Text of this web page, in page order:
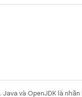
. Java và OpenJDK là